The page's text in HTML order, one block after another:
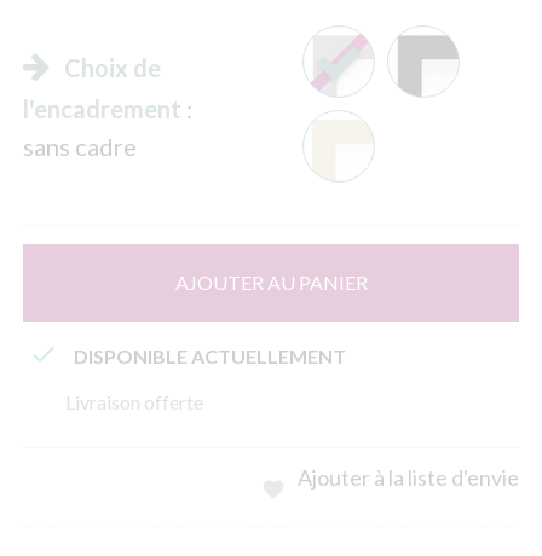
Choix de
l'encadrement :
sans cadre
AJOUTER AU PANIER
 DISPONIBLE ACTUELLEMENT
Livraison offerte
Ajouter à la liste d'envie